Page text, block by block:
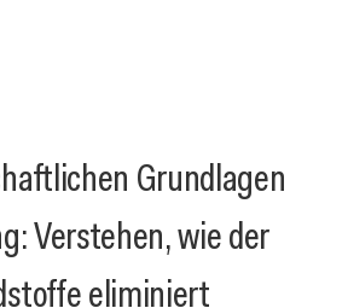
Grundlagen
Verstehen, wie der
eliminiert